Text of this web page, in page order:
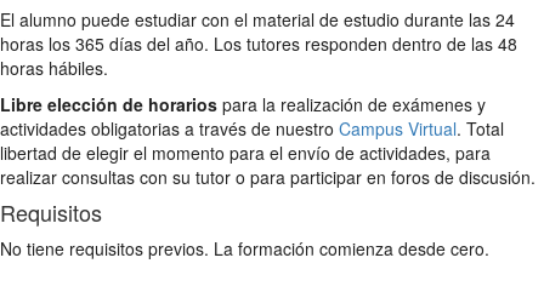
El alumno puede estudiar con el material de estudio durante las 24
horas los 365 días del año. Los tutores responden dentro de las 48
horas hábiles.
Libre elección de horarios para la realización de exámenes y
actividades obligatorias a través de nuestro Campus Virtual. Total
libertad de elegir el momento para el envío de actividades, para
realizar consultas con su tutor o para participar en foros de discusión.
Requisitos
No tiene requisitos previos. La formación comienza desde cero.